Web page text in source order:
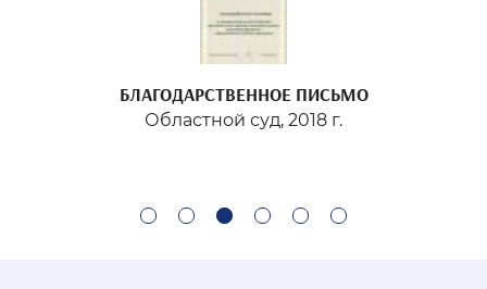
БЛАГОДАРСТВЕННОЕ ПИСЬМО
Областной суд, 2018 г.